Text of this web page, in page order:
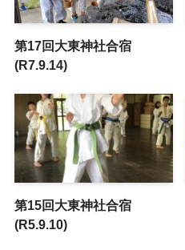
第17回大東神社合宿
(R7.9.14)
第15回大東神社合宿
(R5.9.10)